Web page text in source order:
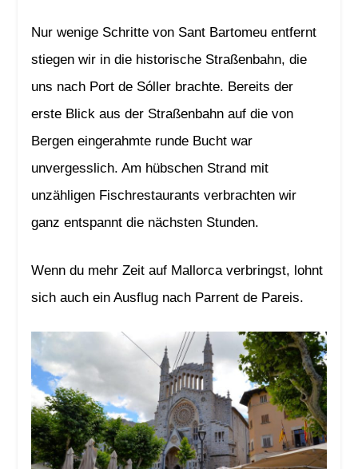
Nur wenige Schritte von Sant Bartomeu entfernt
stiegen wir in die historische Straßenbahn, die
uns nach Port de Sóller brachte. Bereits der
erste Blick aus der Straßenbahn auf die von
Bergen eingerahmte runde Bucht war
unvergesslich. Am hübschen Strand mit
unzähligen Fischrestaurants verbrachten wir
ganz entspannt die nächsten Stunden.
Wenn du mehr Zeit auf Mallorca verbringst, lohnt
sich auch ein Ausflug nach Parrent de Pareis.